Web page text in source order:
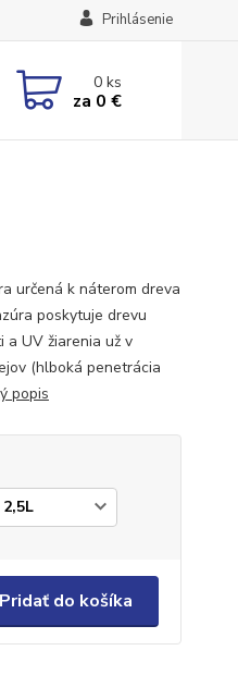
Prihlásenie
0ks
za 0 €
určená k náterom dreva
poskytuje drevu
UV žiarenia už v
(hlboká penetrácia
popis
Pridať do košíka